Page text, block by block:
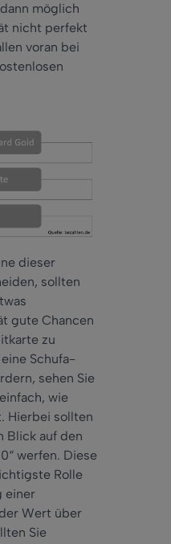
möglich
nicht perfekt
voran bei
dieser
sollten
gute Chancen
zu
Schufa-
sehen Sie
wie
Hierbei sollten
Blick auf den
werfen. Diese
Rolle
einer
Wert über
Sie